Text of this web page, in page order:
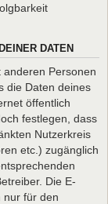
DATEN
anderen Personen
die Daten deines
öffentlich
festlegen, dass
Nutzerkreis
etc.) zugänglich
Die E-
nur für den